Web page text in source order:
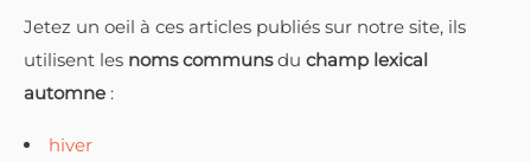
Jetez un oeil à ces articles publiés sur notre site, ils
utilisent les noms communsdu champ lexical
automne :
hiver